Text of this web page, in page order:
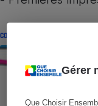
Gérer
Que Choisir
CONSEILS